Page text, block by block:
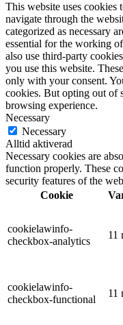
This website uses
navigate through the
categorized as necessary
essential for the working
also use third-party
you use this website.
only with your consent.
cookies. But opting out of
browsing experience.
Necessary
Necessary
Alltid aktiverad
Necessary cookies are
function properly. These
security features of the
Cookie
cookielawinfo-
checkbox-analytics
11
cookielawinfo-
checkbox-functional
11